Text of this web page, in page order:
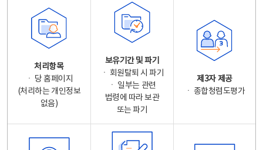
처리항목
ㆍ 당 홈페이지
(처리하는 개인정보
없음)
보유기간 및 파기
ㆍ 회원탈퇴 시 파기
ㆍ 일부는 관련
법령에 따라 보관
또는 파기
제3자 제공
ㆍ 종합청렴도평가